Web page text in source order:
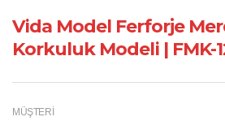
Vida Model Ferforje
Korkuluk Modeli | FMK-
MÜŞTERI